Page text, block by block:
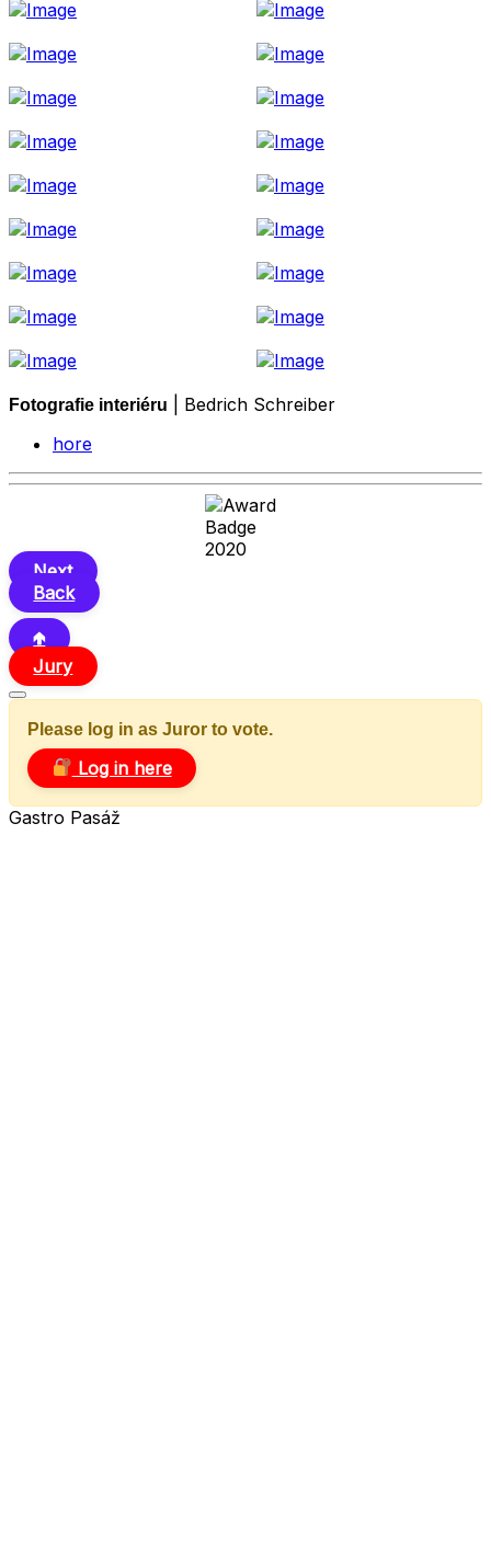
Fotografie interiéru
| Bedrich Schreiber
hore
Next
Back
🢁
Jury
Please log in as Juror to vote.
Log in here
Gastro Pasáž